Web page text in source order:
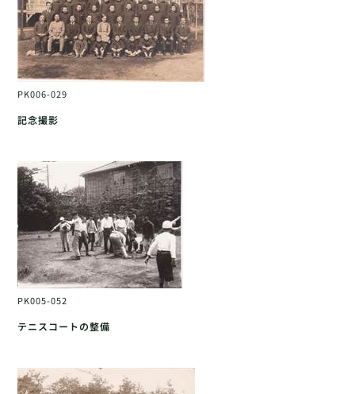
PK006-029
記念撮影
PK005-052
テニスコートの整備